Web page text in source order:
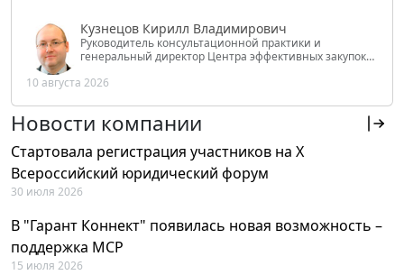
Кузнецов Кирилл Владимирович
Руководитель консультационной практики и
генеральный директор Центра эффективных закупок
РФ
10 августа 2026
Новости компании
Стартовала регистрация участников на X
Всероссийский юридический форум
30 июля 2026
В "Гарант Коннект" появилась новая возможность –
поддержка MCP
15 июля 2026